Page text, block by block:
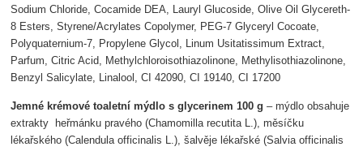
Sodium Chloride, Cocamide DEA, Lauryl Glucoside, Olive Oil Glycereth-
8 Esters, Styrene/Acrylates Copolymer, PEG-7 Glyceryl Cocoate,
Polyquaternium-7, Propylene Glycol, Linum Usitatissimum Extract,
Parfum, Citric Acid, Methylchloroisothiazolinone, Methylisothiazolinone,
Benzyl Salicylate, Linalool, CI 42090, CI 19140, CI 17200
Jemné krémové toaletní mýdlo s glycerinem 100 g – mýdlo obsahuje
extrakty heřmánku pravého (Chamomilla recutita L.), měsíčku
lékařského (Calendula officinalis L.), šalvěje lékařské (Salvia officinalis